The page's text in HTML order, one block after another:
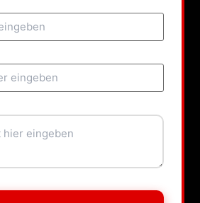
100% Kundenzufriedenheit